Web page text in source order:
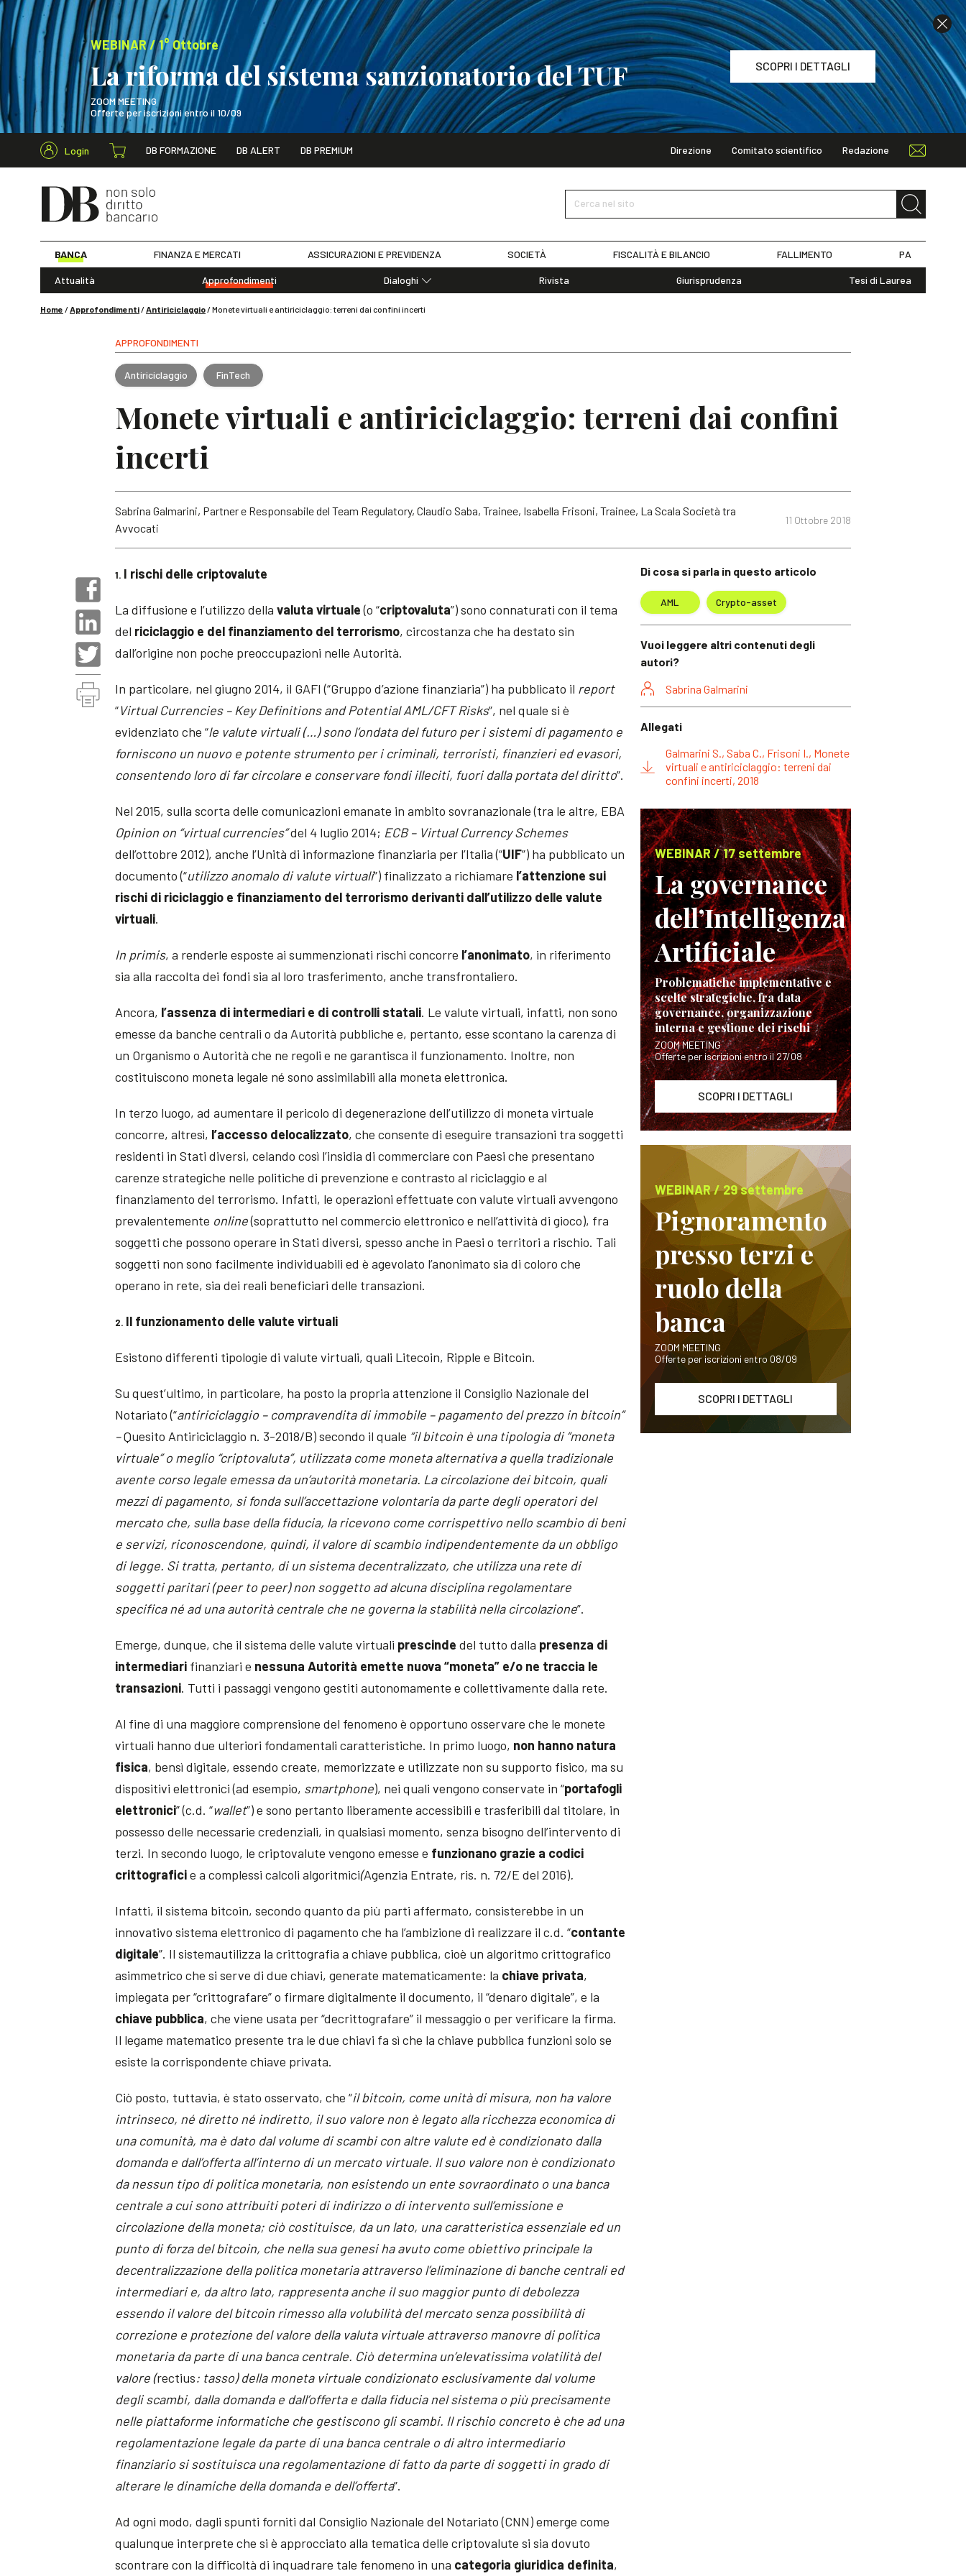
WEBINAR / 1° Ottobre
La riforma del sistema sanzionatorio del TUF
ZOOM MEETING
Offerte per iscrizioni entro il 10/09
SCOPRI I DETTAGLI
WEBINAR / 1° Ottobre
Login DB FORMAZIONE DB ALERT DB PREMIUM Direzione Comitato scientifico Redazione
Cerca nel sito
BANCA FINANZA E MERCATI ASSICURAZIONI E PREVIDENZA SOCIETÀ FISCALITÀ E BILANCIO FALLIMENTO PA
Attualità Approfondimenti
Dialoghi
Rivista Giurisprudenza Tesi di Laurea
Home /Approfondimenti/Antiriciclaggio/Monete virtuali e antiriciclaggio: terreni dai confini incerti
APPROFONDIMENTI
Antiriciclaggio FinTech
Monete virtuali e antiriciclaggio: terreni dai confini
incerti
11 Ottobre 2018
Sabrina Galmarini, Partner e Responsabile del Team Regulatory, Claudio Saba, Trainee, Isabella Frisoni, Trainee, La Scala Società tra
Avvocati
1. I rischi delle criptovalute
La diffusione e l’utilizzo dellavaluta virtuale(o “criptovaluta”) sono connaturati con il tema
del riciclaggio e del finanziamento del terrorismo, circostanza che ha destato sin
dall’origine non poche preoccupazioni nelle Autorità.
In particolare, nel giugno 2014, il GAFI (“Gruppo d’azione finanziaria”) ha pubblicato il report
“Virtual Currencies – Key Definitions and Potential AML/CFT Risks”, nel quale si è
evidenziato che “le valute virtuali (…) sono l’ondata del futuro per i sistemi di pagamento e
forniscono un nuovo e potente strumento per i criminali, terroristi, finanzieri ed evasori,
consentendo loro di far circolare e conservare fondi illeciti, fuori dalla portata del diritto”.
Nel 2015, sulla scorta delle comunicazioni emanate in ambito sovranazionale (tra le altre, EBA
Opinion on “virtual currencies”del 4 luglio 2014; ECB – Virtual Currency Schemes
dell’ottobre 2012), anche l’Unità di informazione finanziaria per l’Italia (“UIF”) ha pubblicato un
documento (“utilizzo anomalo di valute virtuali”) finalizzato a richiamare l’attenzione sui
rischi di riciclaggio e finanziamento del terrorismo derivanti dall’utilizzo delle valute
virtuali.
In primis, a renderle esposte ai summenzionati rischi concorre l’anonimato, in riferimento
sia alla raccolta dei fondi sia al loro trasferimento, anche transfrontaliero.
Ancora, l’assenza di intermediari e di controlli statali. Le valute virtuali, infatti, non sono
emesse da banche centrali o da Autorità pubbliche e, pertanto, esse scontano la carenza di
un Organismo o Autorità che ne regoli e ne garantisca il funzionamento. Inoltre, non
costituiscono moneta legale né sono assimilabili alla moneta elettronica.
In terzo luogo, ad aumentare il pericolo di degenerazione dell’utilizzo di moneta virtuale
concorre, altresì, l’accesso delocalizzato, che consente di eseguire transazioni tra soggetti
residenti in Stati diversi, celando così l’insidia di commerciare con Paesi che presentano
carenze strategiche nelle politiche di prevenzione e contrasto al riciclaggio e al
finanziamento del terrorismo. Infatti, le operazioni effettuate con valute virtuali avvengono
prevalentemente online(soprattutto nel commercio elettronico e nell’attività di gioco), fra
soggetti che possono operare in Stati diversi, spesso anche in Paesi o territori a rischio. Tali
soggetti non sono facilmente individuabili ed è agevolato l’anonimato sia di coloro che
operano in rete, sia dei reali beneficiari delle transazioni.
2. Il funzionamento delle valute virtuali
Esistono differenti tipologie di valute virtuali, quali Litecoin, Ripple e Bitcoin.
Su quest’ultimo, in particolare, ha posto la propria attenzione il Consiglio Nazionale del
Notariato (“antiriciclaggio – compravendita di immobile – pagamento del prezzo in bitcoin”
–Quesito Antiriciclaggio n. 3-2018/B) secondo il quale “il bitcoin è una tipologia di “moneta
virtuale” o meglio “criptovaluta”, utilizzata come moneta alternativa a quella tradizionale
avente corso legale emessa da un’autorità monetaria. La circolazione dei bitcoin, quali
mezzi di pagamento, si fonda sull’accettazione volontaria da parte degli operatori del
mercato che, sulla base della fiducia, la ricevono come corrispettivo nello scambio di beni
e servizi, riconoscendone, quindi, il valore di scambio indipendentemente da un obbligo
di legge. Si tratta, pertanto, di un sistema decentralizzato, che utilizza una rete di
soggetti paritari (peer to peer) non soggetto ad alcuna disciplina regolamentare
specifica né ad una autorità centrale che ne governa la stabilità nella circolazione”.
Emerge, dunque, che il sistema delle valute virtuali prescinde del tutto dalla presenza di
intermediari finanziari e nessuna Autorità emette nuova “moneta” e/o ne traccia le
transazioni. Tutti i passaggi vengono gestiti autonomamente e collettivamente dalla rete.
Al fine di una maggiore comprensione del fenomeno è opportuno osservare che le monete
virtuali hanno due ulteriori fondamentali caratteristiche. In primo luogo, non hanno natura
fisica, bensì digitale, essendo create, memorizzate e utilizzate non su supporto fisico, ma su
dispositivi elettronici (ad esempio, smartphone), nei quali vengono conservate in “portafogli
elettronici” (c.d. “wallet”) e sono pertanto liberamente accessibili e trasferibili dal titolare, in
possesso delle necessarie credenziali, in qualsiasi momento, senza bisogno dell’intervento di
terzi. In secondo luogo, le criptovalute vengono emesse e funzionano grazie a codici
crittograficie a complessi calcoli algoritmici(Agenzia Entrate, ris. n. 72/E del 2016).
Infatti, il sistema bitcoin, secondo quanto da più parti affermato, consisterebbe in un
innovativo sistema elettronico di pagamento che ha l’ambizione di realizzare il c.d. “contante
digitale”. Il sistemautilizza la crittografia a chiave pubblica, cioè un algoritmo crittografico
asimmetrico che si serve di due chiavi, generate matematicamente: la chiave privata,
impiegata per “crittografare” o firmare digitalmente il documento, il “denaro digitale”, e la
chiave pubblica, che viene usata per “decrittografare” il messaggio o per verificare la firma.
Il legame matematico presente tra le due chiavi fa sì che la chiave pubblica funzioni solo se
esiste la corrispondente chiave privata.
Ciò posto, tuttavia, è stato osservato, che “il bitcoin, come unità di misura, non ha valore
intrinseco, né diretto né indiretto, il suo valore non è legato alla ricchezza economica di
una comunità, ma è dato dal volume di scambi con altre valute ed è condizionato dalla
domanda e dall’offerta all’interno di un mercato virtuale. Il suo valore non è condizionato
da nessun tipo di politica monetaria, non esistendo un ente sovraordinato o una banca
centrale a cui sono attribuiti poteri di indirizzo o di intervento sull’emissione e
circolazione della moneta; ciò costituisce, da un lato, una caratteristica essenziale ed un
punto di forza del bitcoin, che nella sua genesi ha avuto come obiettivo principale la
decentralizzazione della politica monetaria attraverso l’eliminazione di banche centrali ed
intermediari e, da altro lato, rappresenta anche il suo maggior punto di debolezza
essendo il valore del bitcoin rimesso alla volubilità del mercato senza possibilità di
correzione e protezione del valore della valuta virtuale attraverso manovre di politica
monetaria da parte di una banca centrale. Ciò determina un’elevatissima volatilità del
valore (rectius: tasso) della moneta virtuale condizionato esclusivamente dal volume
degli scambi, dalla domanda e dall’offerta e dalla fiducia nel sistema o più precisamente
nelle piattaforme informatiche che gestiscono gli scambi. Il rischio concreto è che ad una
regolamentazione legale da parte di una banca centrale o di altro intermediario
finanziario si sostituisca una regolamentazione di fatto da parte di soggetti in grado di
alterare le dinamiche della domanda e dell’offerta”.
Ad ogni modo, dagli spunti forniti dal Consiglio Nazionale del Notariato (CNN) emerge come
qualunque interprete che si è approcciato alla tematica delle criptovalute si sia dovuto
scontrare con la difficoltà di inquadrare tale fenomeno in una categoria giuridica definita,
Di cosa si parla in questo articolo
AML Crypto-asset
Vuoi leggere altri contenuti degli
autori?
Sabrina Galmarini
Allegati
Galmarini S., Saba C., Frisoni I., Monete
virtuali e antiriciclaggio: terreni dai
confini incerti, 2018
WEBINAR / 17 settembre
La governance
dell’Intelligenza
Artificiale
Problematiche implementative e
scelte strategiche, fra data
governance, organizzazione
interna e gestione dei rischi
ZOOM MEETING
Offerte per iscrizioni entro il 27/08
SCOPRI I DETTAGLI
WEBINAR / 29 settembre
Pignoramento
presso terzi e
ruolo della
banca
ZOOM MEETING
Offerte per iscrizioni entro 08/09
SCOPRI I DETTAGLI